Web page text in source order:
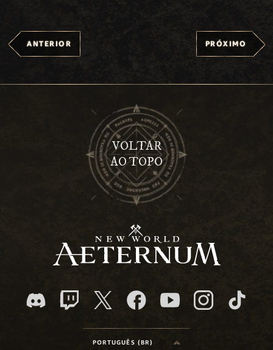
ANTERIOR PRÓXIMO
VOLTAR
AO TOPO
PORTUGUÊS (BR)